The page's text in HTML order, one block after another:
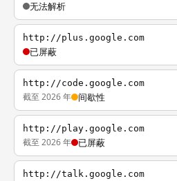
无法解析
http://plus.google.com
已屏蔽
http://code.google.com
截至 2026 年 间歇性
http://play.google.com
截至 2026 年 已屏蔽
http://talk.google.com